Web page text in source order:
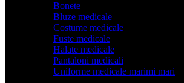
Bonete
Bluze medicale
Costume medicale
Fuste medicale
Halate medicale
Pantaloni medicali
Uniforme medicale marimi mari